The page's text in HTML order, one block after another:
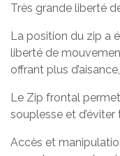
Très grande liberté
La position du zip a
liberté de
offrant plus
Le Zip frontal permet
souplesse et
Accès et